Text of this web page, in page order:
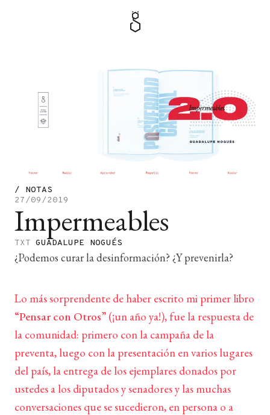
/ NOTAS
27/09/2019
Impermeables
TXT GUADALUPE NOGUÉS
¿Podemos curar la desinformación? ¿Y prevenirla?
Lo más sorprendente de haber escrito mi primer libro
“Pensar con Otros” (¡un año ya!), fue la respuesta de
la comunidad: primero con la campaña de la
preventa, luego con la presentación en varios lugares
del país, la entrega de los ejemplares donados por
ustedes a los diputados y senadores y las muchas
conversaciones que se sucedieron, en persona o a